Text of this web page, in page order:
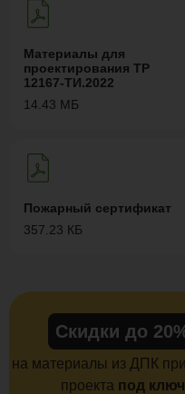
Материалы для
проектирования ТР
12167-ТИ.2022
14.43 МБ
Пожарный сертификат
357.23 КБ
Скидки до
на материалы из ДПК при
проекта под ключ